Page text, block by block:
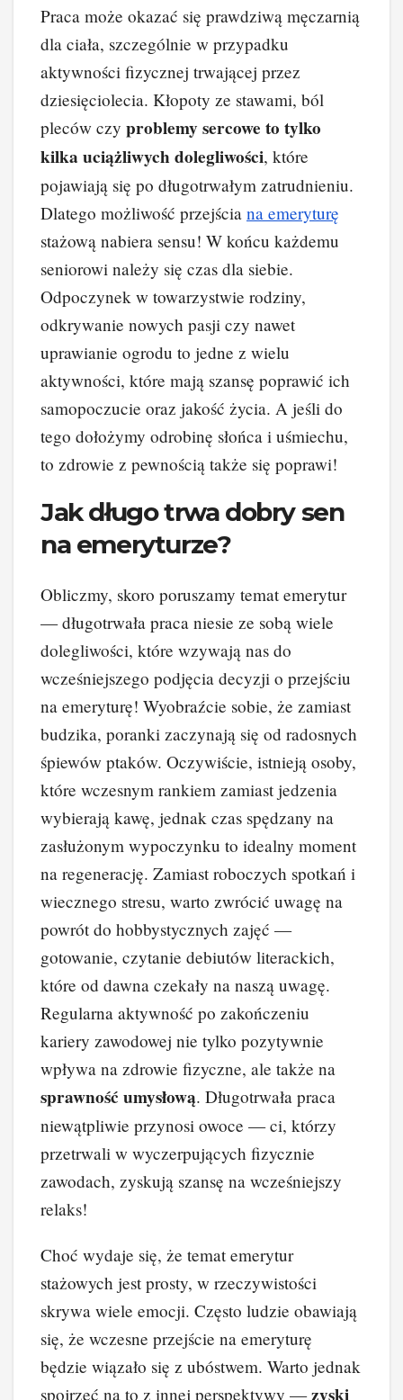
Praca może okazać się prawdziwą męczarnią
dla ciała, szczególnie w przypadku
aktywności fizycznej trwającej przez
dziesięciolecia. Kłopoty ze stawami, ból
pleców czy problemy sercowe to tylko
kilka uciążliwych dolegliwości, które
pojawiają się po długotrwałym zatrudnieniu.
Dlatego możliwość przejścia na emeryturę
stażową nabiera sensu! W końcu każdemu
seniorowi należy się czas dla siebie.
Odpoczynek w towarzystwie rodziny,
odkrywanie nowych pasji czy nawet
uprawianie ogrodu to jedne z wielu
aktywności, które mają szansę poprawić ich
samopoczucie oraz jakość życia. A jeśli do
tego dołożymy odrobinę słońca i uśmiechu,
to zdrowie z pewnością także się poprawi!
Jak długo trwa dobry sen
na emeryturze?
Obliczmy, skoro poruszamy temat emerytur
— długotrwała praca niesie ze sobą wiele
dolegliwości, które wzywają nas do
wcześniejszego podjęcia decyzji o przejściu
na emeryturę! Wyobraźcie sobie, że zamiast
budzika, poranki zaczynają się od radosnych
śpiewów ptaków. Oczywiście, istnieją osoby,
które wczesnym rankiem zamiast jedzenia
wybierają kawę, jednak czas spędzany na
zasłużonym wypoczynku to idealny moment
na regenerację. Zamiast roboczych spotkań i
wiecznego stresu, warto zwrócić uwagę na
powrót do hobbystycznych zajęć —
gotowanie, czytanie debiutów literackich,
które od dawna czekały na naszą uwagę.
Regularna aktywność po zakończeniu
kariery zawodowej nie tylko pozytywnie
wpływa na zdrowie fizyczne, ale także na
sprawność umysłową. Długotrwała praca
niewątpliwie przynosi owoce — ci, którzy
przetrwali w wyczerpujących fizycznie
zawodach, zyskują szansę na wcześniejszy
relaks!
Choć wydaje się, że temat emerytur
stażowych jest prosty, w rzeczywistości
skrywa wiele emocji. Często ludzie obawiają
się, że wczesne przejście na emeryturę
będzie wiązało się z ubóstwem. Warto jednak
spojrzeć na to z innej perspektywy —zyski